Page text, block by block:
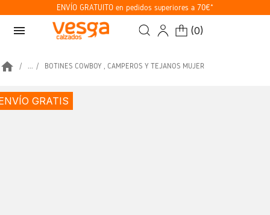
ENVÍO GRATUITO en pedidos superiores a 70€*
menu (0)
home ... BOTINES COWBOY , CAMPEROS Y TEJANOS MUJER
GRATIS